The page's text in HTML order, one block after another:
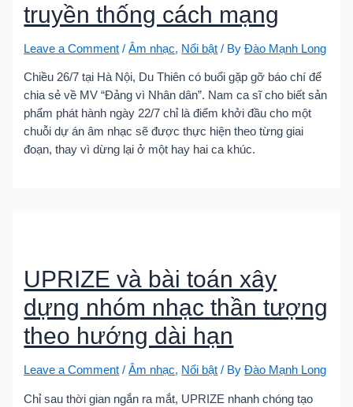
truyền thống cách mạng
Leave a Comment /Âm nhạc, Nổi bật / ByĐào Mạnh Long
Chiều 26/7 tại Hà Nội, Du Thiên có buổi gặp gỡ báo chí để
chia sẻ về MV “Đảng vì Nhân dân”. Nam ca sĩ cho biết sản
phẩm phát hành ngày 22/7 chỉ là điểm khởi đầu cho một
chuỗi dự án âm nhạc sẽ được thực hiện theo từng giai
đoạn, thay vì dừng lại ở một hay hai ca khúc.
UPRIZE và bài toán xây
dựng nhóm nhạc thần tượng
theo hướng dài hạn
Leave a Comment /Âm nhạc, Nổi bật / ByĐào Mạnh Long
Chỉ sau thời gian ngắn ra mắt, UPRIZE nhanh chóng tạo